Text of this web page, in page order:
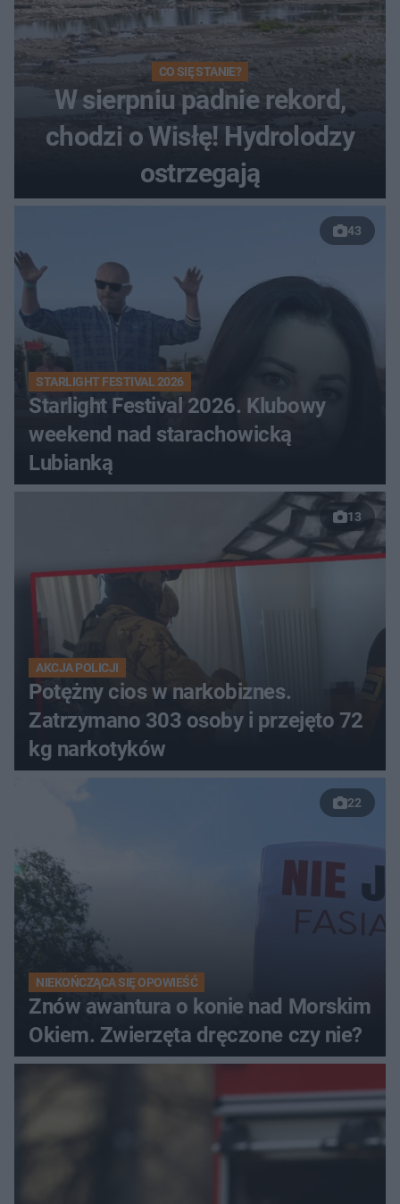
CO SIĘ STANIE?
W sierpniu padnie rekord,
chodzi o Wisłę! Hydrolodzy
ostrzegają
43
STARLIGHT FESTIVAL 2026
Starlight Festival 2026. Klubowy
weekend nad starachowicką
Lubianką
13
AKCJA POLICJI
Potężny cios w narkobiznes.
Zatrzymano 303 osoby i przejęto 72
kg narkotyków
22
NIEKOŃCZĄCA SIĘ OPOWIEŚĆ
Znów awantura o konie nad Morskim
Okiem. Zwierzęta dręczone czy nie?